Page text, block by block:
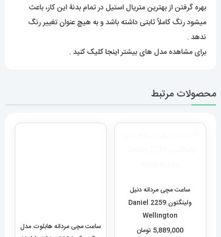
بهره گرفتن از بهترین متریال استیل در تمام بدنۀ این کار، باعث
میشود رنگ کاملاً ثابتی داشته باشد و به هیچ عنوان تغییر رنگ
ندهد .
برای مشاهده مدل های بیشتراینجا کلیککنید .
محصولات مرتبط
ساعت مچی مردانه دنیل
ولینگتون 2259 Daniel
Wellington
5,889,000 تومان 5,989,000 تومان